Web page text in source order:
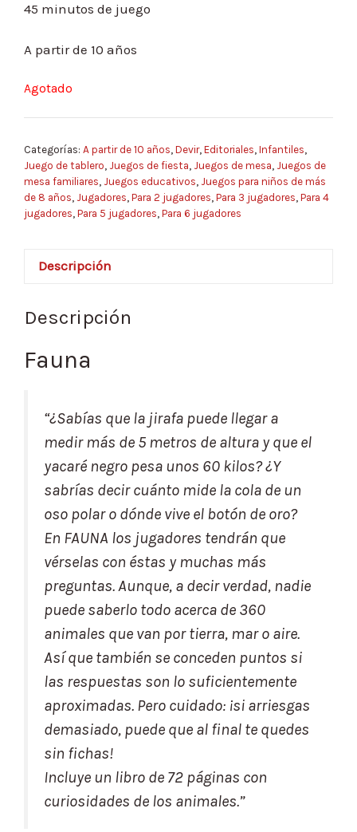
45 minutos de juego
A partir de 10 años
Agotado
Categorías: A partir de 10 años Devir, Editoriales Infantiles
Juego de tablero Juegos de fiesta Juegos de mesa Juegos de
mesa familiares Juegos educativos Juegos para niños de más
de 8 años Jugadores Para 2 jugadores Para 3 jugadores Para 4
jugadores Para 5 jugadores Para 6 jugadores
Descripción
Descripción
Fauna
“¿Sabías que la jirafa puede llegar a
medir más de 5 metros de altura y que el
yacaré negro pesa unos 60 kilos? ¿Y
sabrías decir cuánto mide la cola de un
oso polar o dónde vive el botón de oro?
En FAUNA los jugadores tendrán que
vérselas con éstas y muchas más
preguntas. Aunque, a decir verdad, nadie
puede saberlo todo acerca de 360
animales que van por tierra, mar o aire.
Así que también se conceden puntos si
las respuestas son lo suficientemente
aproximadas. Pero cuidado: ¡si arriesgas
demasiado, puede que al final te quedes
sin fichas!
Incluye un libro de 72 páginas con
curiosidades de los animales.”